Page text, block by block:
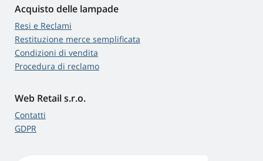
Acquisto delle lampade
Resi e Reclami
Restituzione merce semplificata
Condizioni di vendita
Procedura di reclamo
Web Retail s.r.o.
Contatti
GDPR